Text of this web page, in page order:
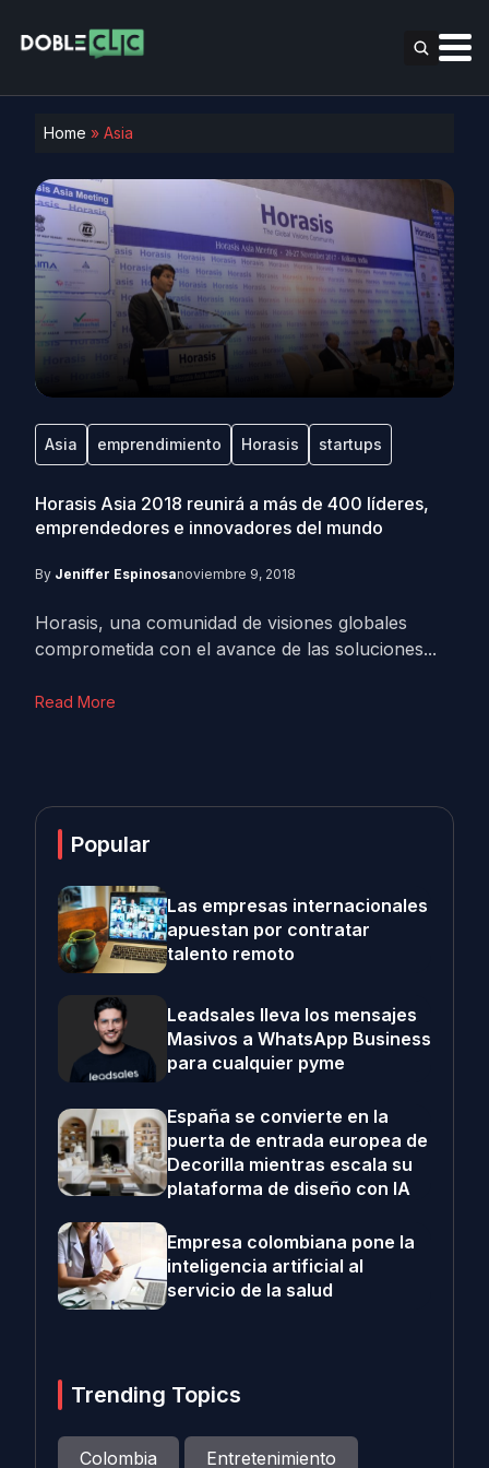
Home » Asia
Asia emprendimiento Horasis startups
Horasis Asia 2018 reunirá a más de 400 líderes,
emprendedores e innovadores del mundo
By Jeniffer Espinosanoviembre 9, 2018
Horasis, una comunidad de visiones globales
comprometida con el avance de las soluciones...
Read More
Popular
Las empresas internacionales
apuestan por contratar
talento remoto
Leadsales lleva los mensajes
Masivos a WhatsApp Business
para cualquier pyme
España se convierte en la
puerta de entrada europea de
Decorilla mientras escala su
plataforma de diseño con IA
Empresa colombiana pone la
inteligencia artificial al
servicio de la salud
Trending Topics
Colombia Entretenimiento